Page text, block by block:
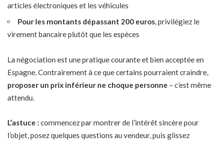
articles électroniques et les véhicules
Pour les montants dépassant 200 euros, privilégiez le
virement bancaire plutôt que les espèces
La négociation est une pratique courante et bien acceptée en
Espagne. Contrairement à ce que certains pourraient craindre,
proposer un prix inférieur ne choque personne – c’est même
attendu.
L’astuce : commencez par montrer de l’intérêt sincère pour
l’objet, posez quelques questions au vendeur, puis glissez